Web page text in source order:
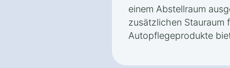
einem Abstellraum
zusätzlichen Stauraum
Autopflegeprodukte